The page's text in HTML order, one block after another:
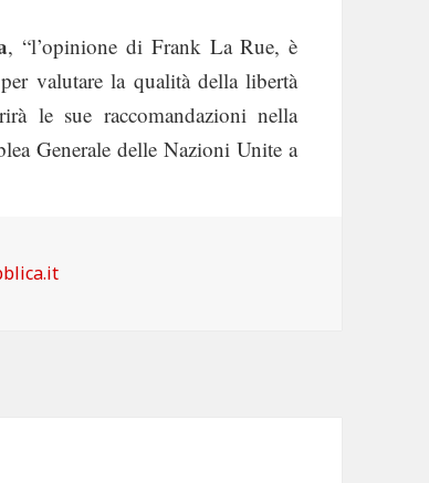
, “l’opinione di Frank La Rue, è
valutare la qualità della libertà
le sue raccomandazioni nella
Generale delle Nazioni Unite a